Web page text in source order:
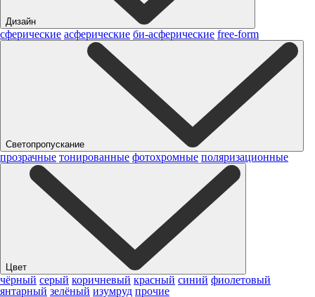
Дизайн
сферические асферические би-асферические free-form
Светопропускание
прозрачные тонированные фотохромные поляризационные
Цвет
чёрный серый коричневый красный синий фиолетовый
янтарный зелёный изумруд прочие